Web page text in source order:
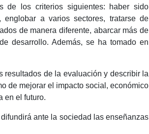
de los criterios siguientes: haber sido
a varios sectores, tratarse de
de manera diferente, abarcar más de
desarrollo. Además, se ha tomado en
resultados de la evaluación y describir la
de mejorar el impacto social, económico
en el futuro.
ante la sociedad las enseñanzas